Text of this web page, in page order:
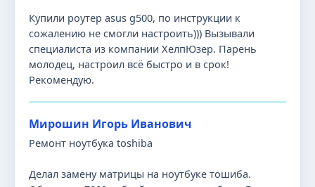
Купили роутер asus g500, по инструкции к
сожалению не смогли настроить))) Вызывали
специалиста из компании ХелпЮзер. Парень
молодец, настроил всё быстро и в срок!
Рекомендую.
Мирошин Игорь Иванович
Ремонт ноутбука toshiba
Делал замену матрицы на ноутбуке тошиба.